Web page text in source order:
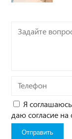
Задайте
вопрос*
Телефон
Я
даю согласие